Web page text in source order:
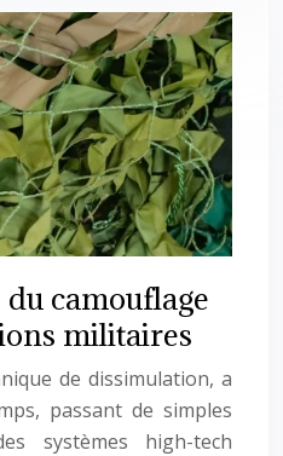
camouflage
militaires
de dissimulation, a
passant de simples
systèmes high-tech